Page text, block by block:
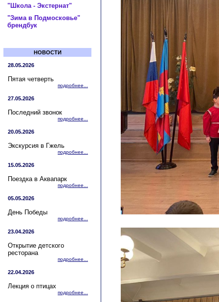
"Школа - Экстернат"
"Зима в Подмосковье"
брендбук
НОВОСТИ
28.05.2026
Пятая четверть
подробнее...
27.05.2026
Последний звонок
подробнее...
20.05.2026
Экскурсия в Гжель
подробнее...
15.05.2026
Поездка в Аквапарк
подробнее...
05.05.2026
День Победы
подробнее...
23.04.2026
Открытие детского
ресторана
подробнее...
22.04.2026
Лекция о птицах
подробнее...